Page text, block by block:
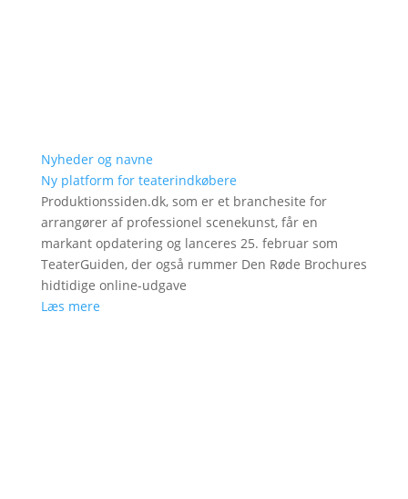
Nyheder og navne
Ny platform for teaterindkøbere
Produktionssiden.dk, som er et branchesite for
arrangører af professionel scenekunst, får en
markant opdatering og lanceres 25. februar som
TeaterGuiden, der også rummer Den Røde Brochures
hidtidige online-udgave
Læs mere